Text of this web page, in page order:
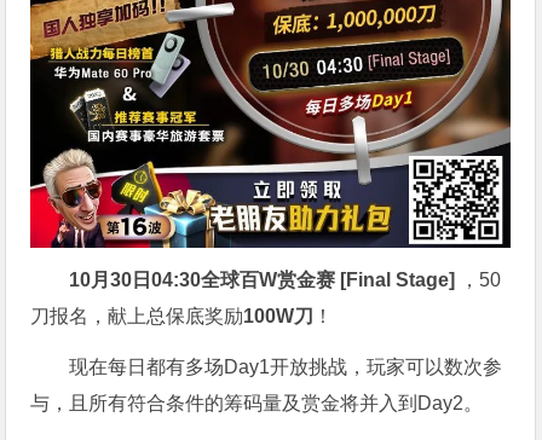
10月30日04:30全球百W赏金赛 [Final Stage]
，50
刀报名，献上总保底奖励100W刀 ！
现在每日都有多场Day1开放挑战，玩家可以数次参
与，且所有符合条件的筹码量及赏金将并入到Day2。